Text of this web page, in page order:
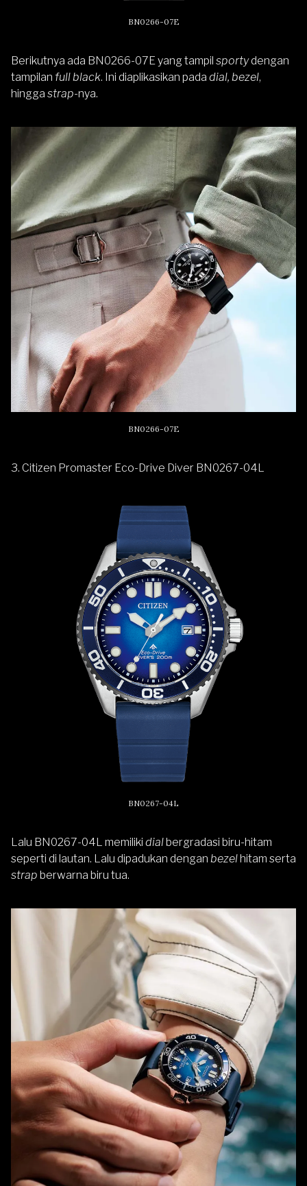
BN0266-07E
Berikutnya ada BN0266-07E yang tampil sportydengan
tampilan full black. Ini diaplikasikan pada dial, bezel,
hingga strap-nya.
BN0266-07E
3. Citizen Promaster Eco-Drive Diver BN0267-04L
BN0267-04L
Lalu BN0267-04L memiliki dialbergradasi biru-hitam
seperti di lautan. Lalu dipadukan dengan bezelhitam serta
strap berwarna biru tua.